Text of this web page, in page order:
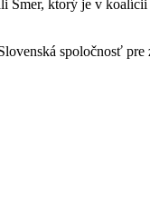
ktorý je v
spoločnosť